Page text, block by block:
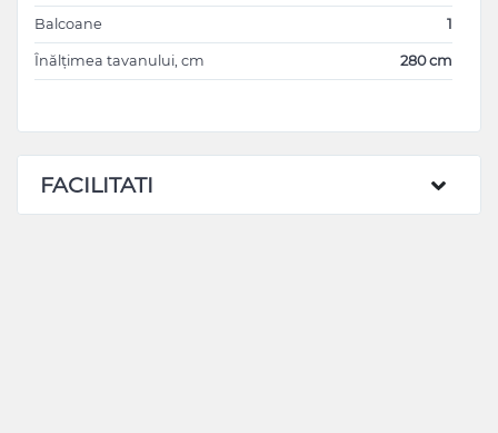
Balcoane 1
Înălțimea tavanului, cm 280 cm
FACILITATI